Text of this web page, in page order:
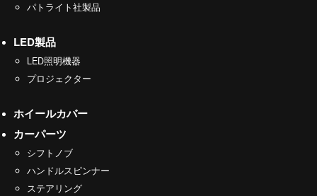
パトライト社製品
LED製品
LED照明機器
プロジェクター
ホイールカバー
カーパーツ
シフトノブ
ハンドルスピンナー
ステアリング